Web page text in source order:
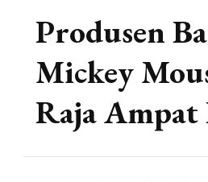
Produsen
Mickey
Raja Ampat